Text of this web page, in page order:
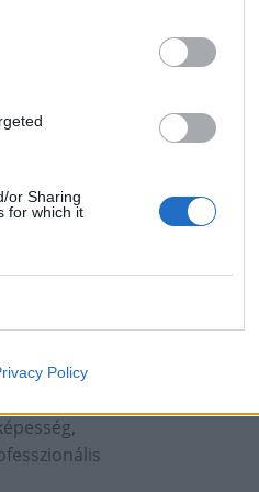
or Sharing
for which it
Policy
"Ezt a cég
ezt az